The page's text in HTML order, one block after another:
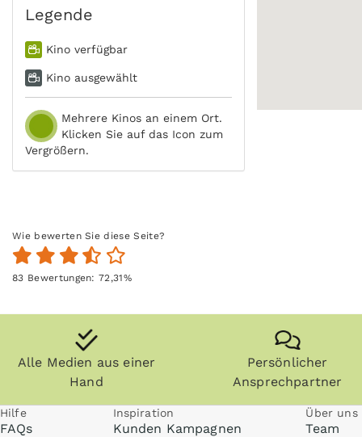
Legende
Kino verfügbar
Kino ausgewählt
Mehrere Kinos an einem Ort.
Klicken Sie auf das Icon zum
Vergrößern.
Wie bewerten Sie diese Seite?
83 Bewertungen:72,31%
Alle Medien aus einer
Hand
Persönlicher
Ansprechpartner
Hilfe
FAQs
Inspiration
Kunden Kampagnen
Über uns
Team